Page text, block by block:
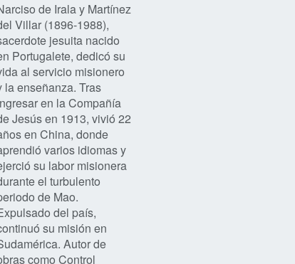
de Irala y Martínez
Villar (1896-1988),
jesuita nacido
Portugalete, dedicó su
al servicio misionero
la enseñanza. Tras
en la Compañía
Jesús en 1913, vivió 22
en China, donde
varios idiomas y
su labor misionera
el turbulento
de Mao.
del país,
su misión en
Autor de
como Control